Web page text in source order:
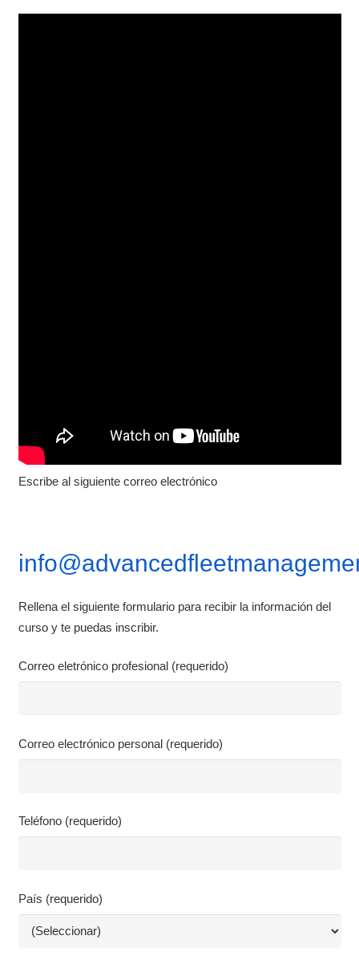
Escribe al siguiente correo electrónico
Rellena el siguiente formulario para recibir la información del
curso y te puedas inscribir.
Correo eletrónico profesional (requerido)
Correo electrónico personal (requerido)
Teléfono (requerido)
País (requerido)